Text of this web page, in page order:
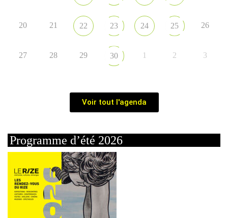
20 21 22 23 24 25 26
27 28 29 30 1 2 3
Voir tout l'agenda
Programme d’été 2026